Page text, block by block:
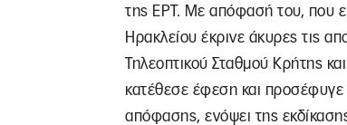
της ΕΡΤ. Με απόφασή του, που
Ηρακλείου έκρινε άκυρες τις
Τηλεοπτικού Σταθμού Κρήτης
κατέθεσε έφεση και προσέφυγε
απόφασης, ενόψει της